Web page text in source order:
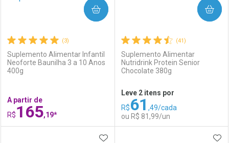
Ativar Desconto
Comprar sem Desconto
Por R$ 10,49/cada
Comprar sem Desconto
Por R$ 10,49/cada
Ativar Desconto
Comprar sem Desconto
Por R$ 10,49/cada
Comprar sem Desconto
Por R$ 10,49/cada
(3)
Suplemento Alimentar Infantil
Neoforte Baunilha 3 a 10 Anos
400g
A partir de
R$165,19*
COMPRAR
(41)
Suplemento Alimentar
Nutridrink Protein Senior
Chocolate 380g
Leve 2 itens por
R$61 ,49/cada
ou R$ 81,99/un
COMPRAR
ADICIONAR AOS FAVORITOS